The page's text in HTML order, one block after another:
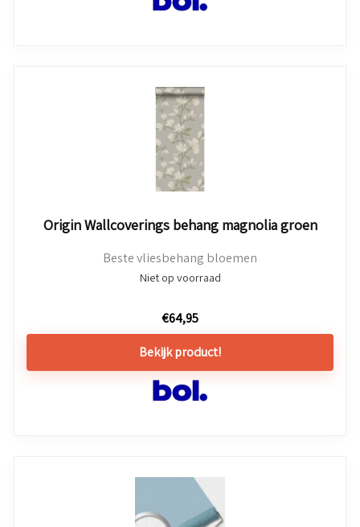
Origin Wallcoverings behang magnolia groen
Beste vliesbehang bloemen
Niet op voorraad
€64,95
Bekijk product!